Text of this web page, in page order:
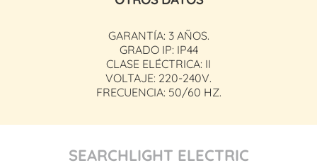
GARANTÍA: 3 AÑOS.
GRADO IP: IP44
CLASE ELÉCTRICA: II
VOLTAJE: 220-240V.
FRECUENCIA: 50/60 HZ.
SEARCHLIGHT ELECTRIC